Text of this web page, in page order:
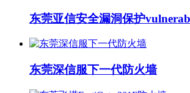
东莞亚信安全漏洞保护
东莞深信服下一代防火墙